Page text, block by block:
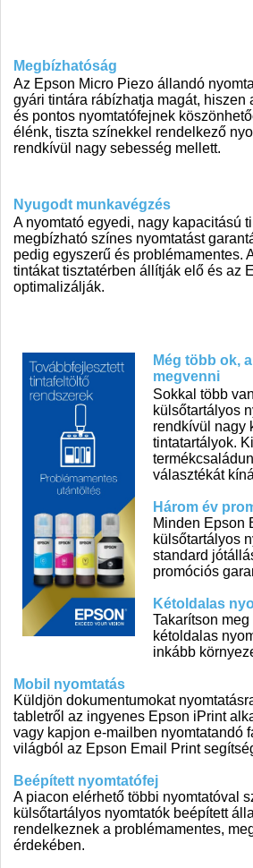
Megbízhatóság
Az Epson Micro Piezo állandó
gyári tintára rábízhatja magát, hiszen
és pontos nyomtatófejnek
élénk, tiszta színekkel rendelkező
rendkívül nagy sebesség mellett.
Nyugodt munkavégzés
A nyomtató egyedi, nagy kapacitású
megbízható színes nyomtatást
pedig egyszerű és problémamentes.
tintákat tisztatérben állítják elő és az
optimalizálják.
Még több ok,
megvenni
Sokkal több
külsőtartályos
rendkívül nagy
tintatartályok.
választékát
Három év
Minden Epson
külsőtartályos
standard
promóciós
Kétoldalas
Takarítson
kétoldalas
inkább
Mobil nyomtatás
Küldjön dokumentumokat
tabletről az ingyenes Epson iPrint
vagy kapjon e-mailben nyomtatandó
világból az Epson Email Print
Beépített nyomtatófej
A piacon elérhető többi nyomtatóval
külsőtartályos nyomtatók beépített
rendelkeznek a problémamentes,
érdekében.